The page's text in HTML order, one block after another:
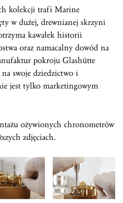
kolekcji trafi Marine
w dużej, drewnianej skrzyni
kawałek historii
oraz namacalny dowód na
pokroju Glashütte
swoje dziedzictwo i
jest tylko marketingowym
ożywionych chronometrów
zdjęciach.